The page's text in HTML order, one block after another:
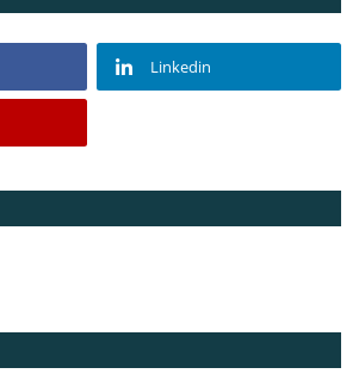
Linkedin